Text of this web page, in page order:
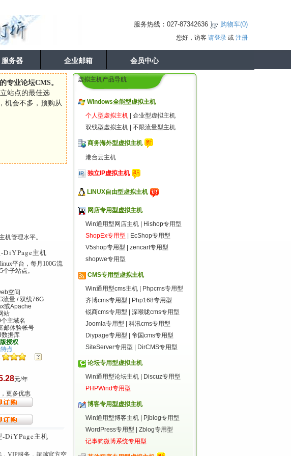
服务热线：027-87342636 购物车(0)
您好，访客 请登录或 注册
服务器 企业邮箱 会员中心
专业论坛CMS。
站点的最佳选
机会不多，预购从
管理水平。
-DiYPage主机
平台，每月100G流
子站点。
空间
流量 / 双线76G
或Apache
站
主域名
邮体验帐号
据库
授权
点
元/年
更多优惠
-DiYPage主机
，VIP服务，超越官方空
虚拟主机产品导航
Windows全能型虚拟主机
个人型虚拟主机| 企业型虚拟主机
双线型虚拟主机| 不限流量型主机
商务海外型虚拟主机
港台云主机
独立IP虚拟主机
LINUX自由型虚拟主机
网店专用型虚拟主机
Win通用型网店主机|
Hishop专用型
ShopEx专用型
EcShop专用型
V5shop专用型
zencart专用型
shopwe专用型
CMS专用型虚拟主机
Win通用型cms主机|
Phpcms专用型
齐博cms专用型
Php168专用型
锐商cms专用型
深喉咙cms专用型
Joomla专用型
科汛cms专用型
Diypage专用型
帝国cms专用型
SiteServer专用型
DirCMS专用型
论坛专用型虚拟主机
Win通用型论坛主机|
Discuz专用型
PHPWind专用型
博客专用型虚拟主机
Win通用型博客主机|
Pjblog专用型
WordPress专用型
Zblog专用型
记事狗微博系统专用型